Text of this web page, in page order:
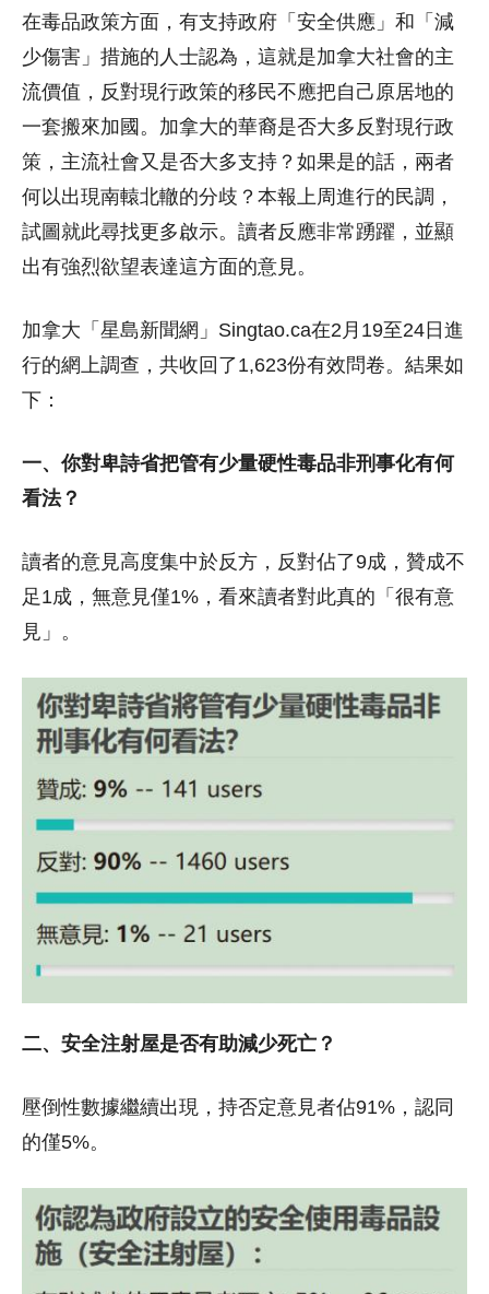
在毒品政策方面，有支持政府「安全供應」和「減
少傷害」措施的人士認為，這就是加拿大社會的主
流價值，反對現行政策的移民不應把自己原居地的
一套搬來加國。加拿大的華裔是否大多反對現行政
策，主流社會又是否大多支持？如果是的話，兩者
何以出現南轅北轍的分歧？本報上周進行的民調，
試圖就此尋找更多啟示。讀者反應非常踴躍，並顯
出有強烈欲望表達這方面的意見。
加拿大「星島新聞網」Singtao.ca在2月19至24日進
行的網上調查，共收回了1,623份有效問卷。結果如
下：
一、你對卑詩省把管有少量硬性毒品非刑事化有何
看法？
讀者的意見高度集中於反方，反對佔了9成，贊成不
足1成，無意見僅1%，看來讀者對此真的「很有意
見」。
二、安全注射屋是否有助減少死亡？
壓倒性數據繼續出現，持否定意見者佔91%，認同
的僅5%。